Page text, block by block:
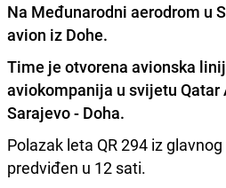
Na Međunarodni aerodrom u
avion iz Dohe.
Time je otvorena avionska
aviokompanija u svijetu
Sarajevo - Doha.
Polazak leta QR 294 iz
predviđen u 12 sati.